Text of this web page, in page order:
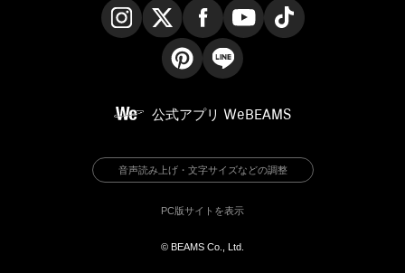
公式アプリ WeBEAMS
音声読み上げ・文字サイズなどの調整
PC版サイトを表示
© BEAMS Co., Ltd.